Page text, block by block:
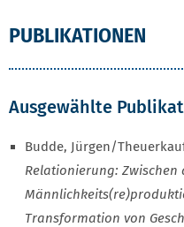
PUBLIKATIONEN
Ausgewählte
Budde, Jürgen/
Relationierung:
Transformation von